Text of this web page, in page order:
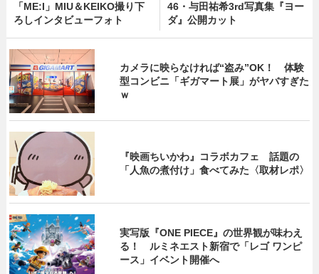
「ME:I」MIU＆KEIKO撮り下
ろしインタビューフォト
46・与田祐希3rd写真集『ヨー
ダ』公開カット
カメラに映らなければ“盗み”OK！ 体験
型コンビニ「ギガマート展」がヤバすぎた
ｗ
『映画ちいかわ』コラボカフェ 話題の
「人魚の煮付け」食べてみた〈取材レポ〉
実写版『ONE PIECE』の世界観が味わえ
る！ ルミネエスト新宿で「レゴ ワンピ
ース」イベント開催へ